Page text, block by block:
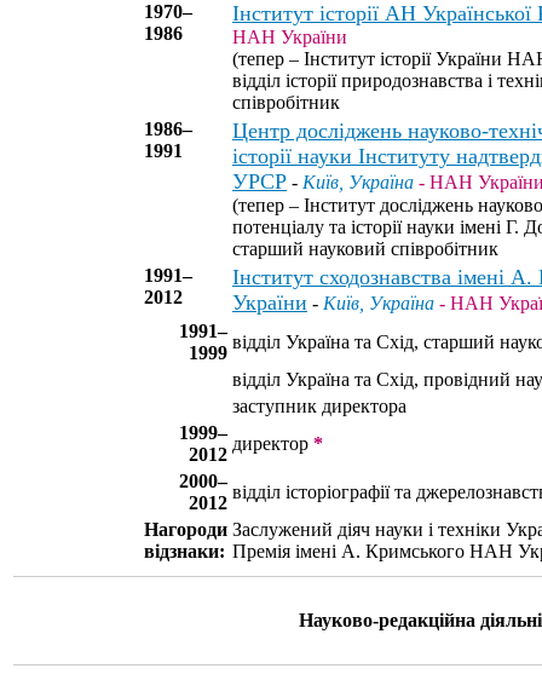
1970–
1986
Інститут історії АН
НАН України
(тепер – Інститут історії України
відділ історії природознавства і
співробітник
1986–
1991
Центр досліджень науково-
історії науки Інституту
УРСР - Київ, Україна - НАН
(тепер – Інститут досліджень
потенціалу та історії науки імені
старший науковий співробітник
1991–
2012
Інститут сходознавства імені
України - Київ, Україна - НАН
1991–
1999
відділ Україна та Схід, старший
відділ Україна та Схід, провідний
заступник директора
1999–
2012
директор *
2000–
2012
відділ історіографії та
Нагороди
відзнаки:
Заслужений діяч науки і техніки
Премія імені А. Кримського НАН
Науково-редакційна